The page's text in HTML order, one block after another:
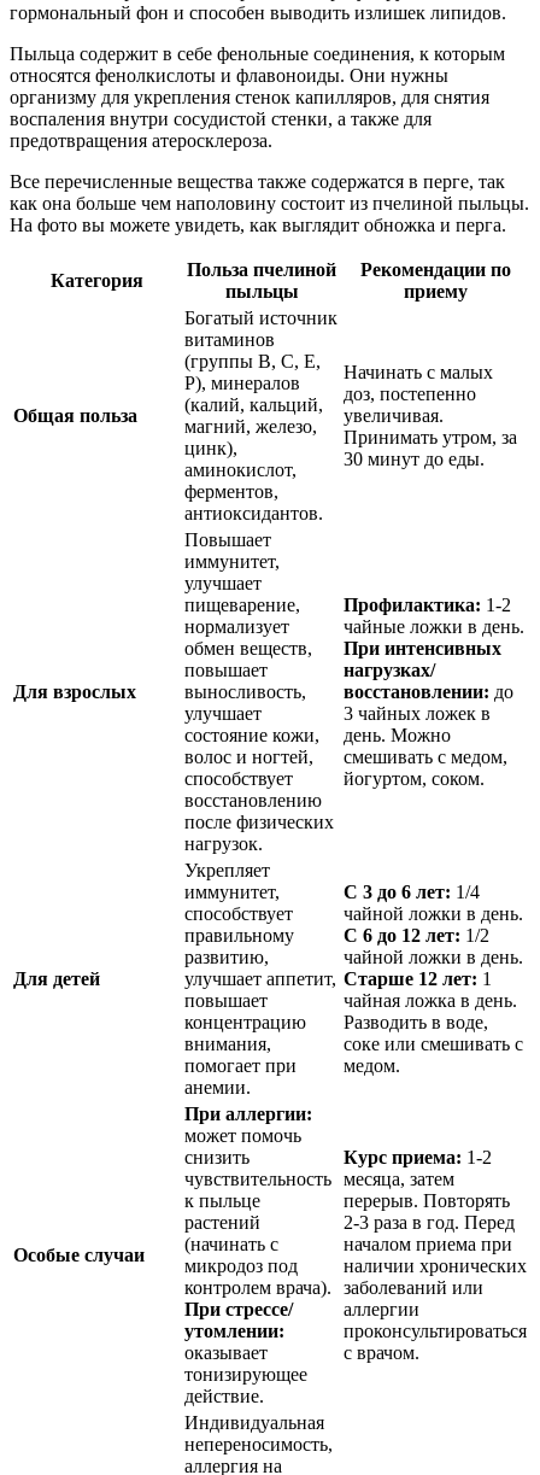
гормональный фон и способен выводить излишек липидов.
Пыльца содержит в себе фенольные соединения, к которым
относятся фенолкислоты и флавоноиды. Они нужны
организму для укрепления стенок капилляров, для снятия
воспаления внутри сосудистой стенки, а также для
предотвращения атеросклероза.
Все перечисленные вещества также содержатся в перге, так
как она больше чем наполовину состоит из пчелиной пыльцы.
На фото вы можете увидеть, как выглядит обножка и перга.
Категория
Польза пчелиной
пыльцы
Рекомендации по
приему
Общая польза
Богатый источник
витаминов
(группы B, C, E,
P), минералов
(калий, кальций,
магний, железо,
цинк),
аминокислот,
ферментов,
антиоксидантов.
Начинать с малых
доз, постепенно
увеличивая.
Принимать утром, за
30 минут до еды.
Для взрослых
Повышает
иммунитет,
улучшает
пищеварение,
нормализует
обмен веществ,
повышает
выносливость,
улучшает
состояние кожи,
волос и ногтей,
способствует
восстановлению
после физических
нагрузок.
Профилактика: 1-2
чайные ложки в день.
При интенсивных
нагрузках/
восстановлении: до
3 чайных ложек в
день. Можно
смешивать с медом,
йогуртом, соком.
Для детей
Укрепляет
иммунитет,
способствует
правильному
развитию,
улучшает аппетит,
повышает
концентрацию
внимания,
помогает при
анемии.
С 3 до 6 лет: 1/4
чайной ложки в день.
С 6 до 12 лет: 1/2
чайной ложки в день.
Старше 12 лет: 1
чайная ложка в день.
Разводить в воде,
соке или смешивать с
медом.
Особые случаи
При аллергии:
может помочь
снизить
чувствительность
к пыльце
растений
(начинать с
микродоз под
контролем врача).
При стрессе/
утомлении:
оказывает
тонизирующее
действие.
Курс приема: 1-2
месяца, затем
перерыв. Повторять
2-3 раза в год. Перед
началом приема при
наличии хронических
заболеваний или
аллергии
проконсультироваться
с врачом.
Индивидуальная
непереносимость,
аллергия на